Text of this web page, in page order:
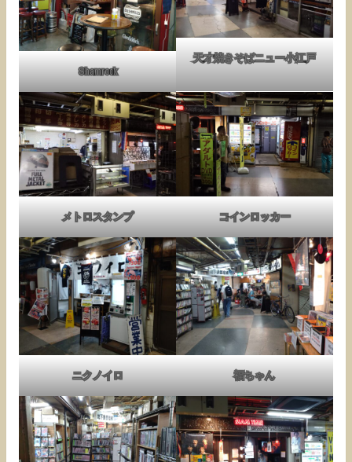
Shamrock
天才焼きそばニュー小江戸
メトロスタンプ コインロッカー
ニクノイロ 福ちゃん